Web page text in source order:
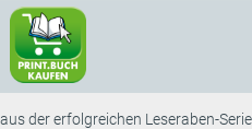
der erfolgreichen Leseraben-